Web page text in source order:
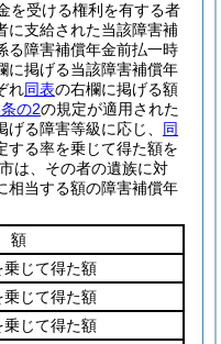
を受ける権利を有する者
に支給された当該障害補
る障害補償年金前払一時
に掲げる当該障害補償年
れ同表の右欄に掲げる額
の2の規定が適用された
げる障害等級に応じ、 同
する率を乗じて得た額を
は、その者の遺族に対
相当する額の障害補償年
額
じて得た額
じて得た額
じて得た額